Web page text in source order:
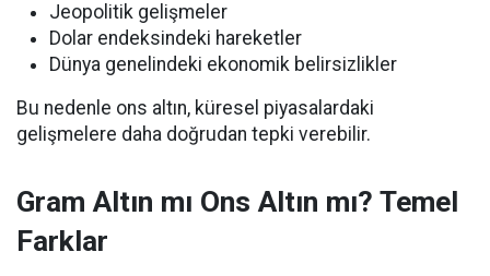
Jeopolitik gelişmeler
Dolar endeksindeki hareketler
Dünya genelindeki ekonomik belirsizlikler
Bu nedenle ons altın, küresel piyasalardaki
gelişmelere daha doğrudan tepki verebilir.
Gram Altın mı Ons Altın mı? Temel
Farklar